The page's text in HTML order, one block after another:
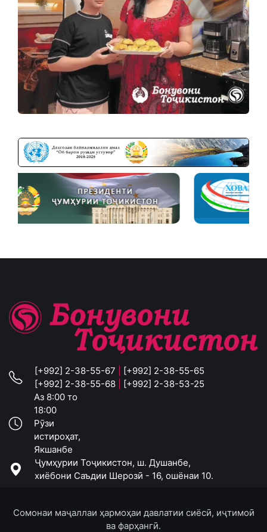
[+992] 2-38-55-67
[+992] 2-38-55-65
[+992] 2-38-55-68
[+992] 2-38-53-25
Аз 8:00 то
18:00
Рӯзи
истироҳат,
Якшанбе
Ҷумҳурии Тоҷикистон, ш. Душанбе,
хиёбони Саъдии Шерозӣ - 16, ошёнаи 10.
Сомонаи маҷаллаи ҳармоҳаи давлатии сиёсӣ, иҷтимоӣ
ва фарҳангӣ.